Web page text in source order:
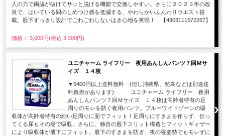
人の力で両脇が破けてサッと脱げる機能で交換しやすい。さらに２０２３年の改
良で、はいている間のしめつけ感を低減する、やわらかいふんわりウエスト搭
載。股下すっきり設計でごわごわしないはき心地を実現！ 【4903111572267】
価格： 3,000円(税込 3,300円)
ユニチャーム ライフリー 夜用あんしんパンツ７回Ｍサ
イズ １４枚
▼5400円以上送料無料 (但し沖縄県、離島などは別途送
料負担があります) ユニチャーム ライフリー 夜用
あんしんパンツ７回Ｍサイズ １４枚は高齢者特有の足
周りのモレを防ぐ夜用パンツ。ブルーワイドゾーンの吸
収体が高齢者特有の細い足周りに面でフィット！足周りにすきまを作らず、伝っ
てくる尿もその場で吸収。さらに、独自の股下スリット構造とフィットギャザー
により吸収体が股下にフィット。股下のすきまを防ぎ、夜の寝姿勢でもモレずに